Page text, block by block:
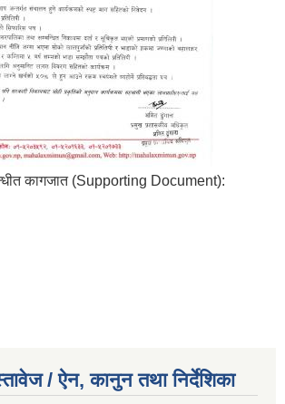
कागजात (Supporting Document):
/ ऐन, कानुन तथा निर्देशिका